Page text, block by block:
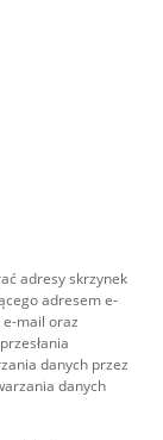
adresy skrzynek
adresem e-
mail oraz
danych przez
danych